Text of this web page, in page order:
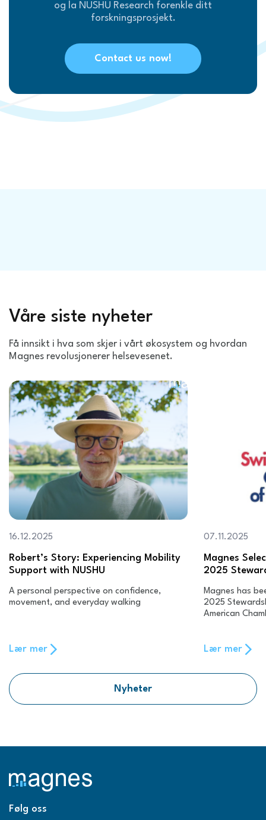
og la NUSHU Research forenkle ditt
forskningsprosjekt.
Contact us now!
Våre siste nyheter
Få innsikt i hva som skjer i vårt økosystem og hvordan
Magnes revolusjonerer helsevesenet.
16.12.2025
Robert’s Story: Experiencing Mobility
Support with NUSHU
A personal perspective on confidence,
movement, and everyday walking
Lær mer
07.11.2025
Magnes
2025
Magnes has
2025
American
Lær mer
Nyheter
Følg oss